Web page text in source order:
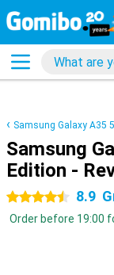
Samsung Galaxy A35
Samsung
Edition -
4.5 stars 8.9
Order before 19:00